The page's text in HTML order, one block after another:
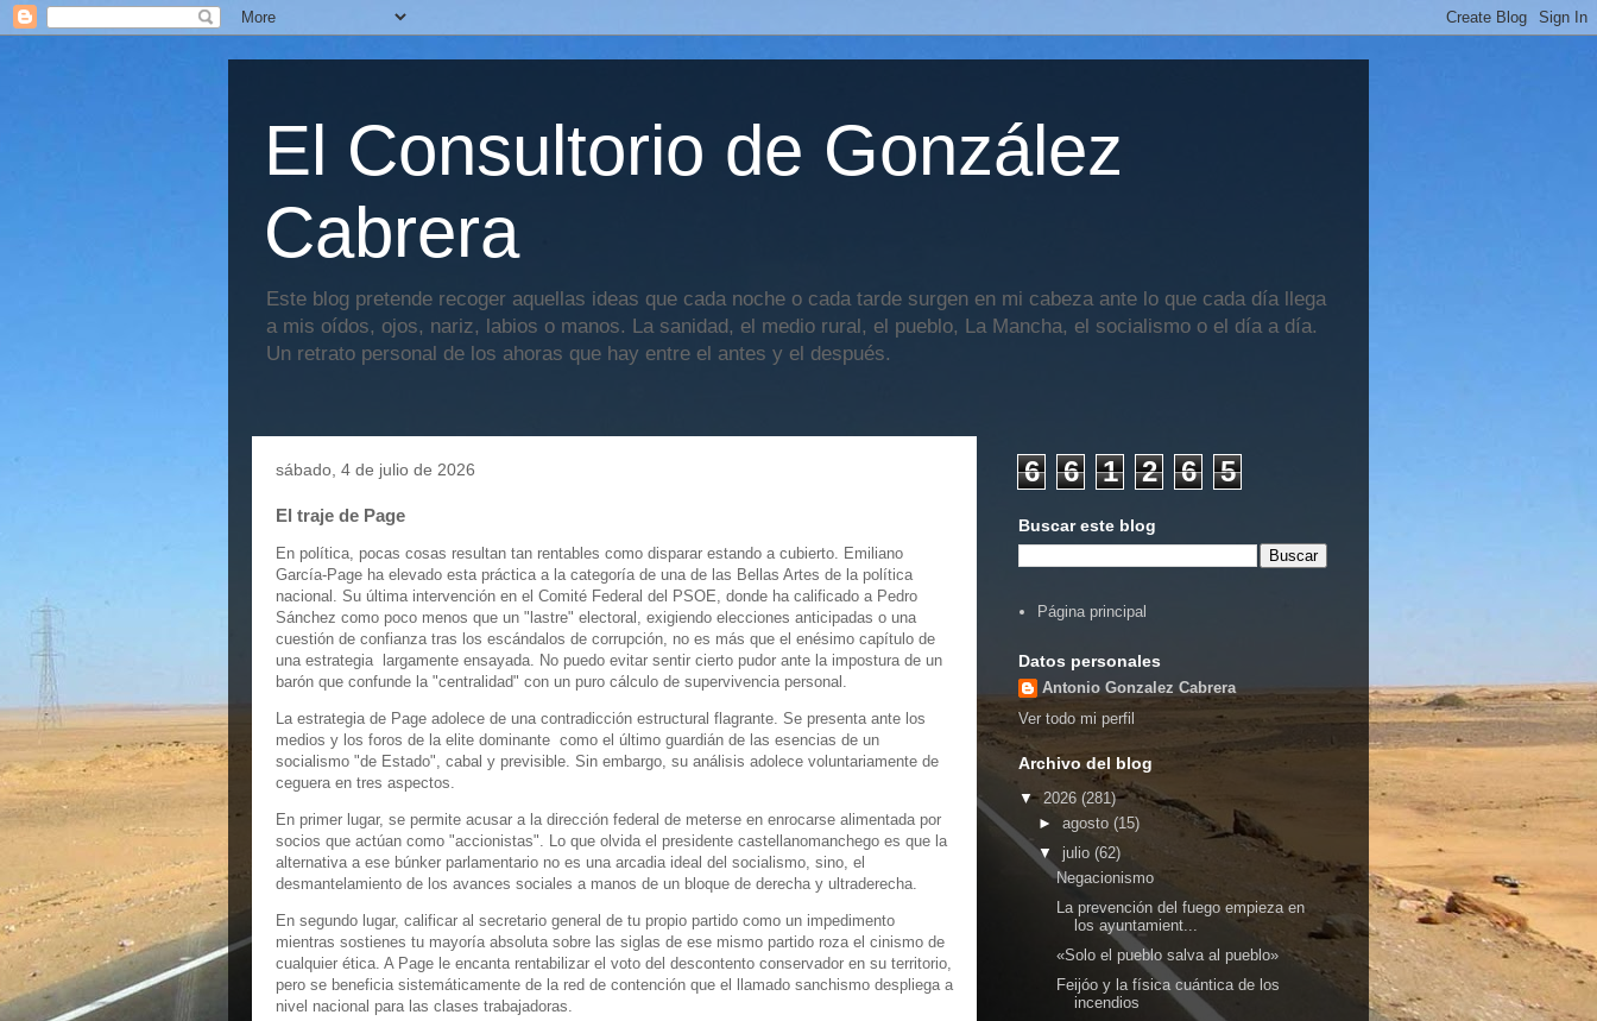
El Consultorio de González
Cabrera
Este blog pretende recoger aquellas ideas que cada noche o cada tarde surgen en mi cabeza ante lo que cada día llega
a mis oídos, ojos, nariz, labios o manos. La sanidad, el medio rural, el pueblo, La Mancha, el socialismo o el día a día.
Un retrato personal de los ahoras que hay entre el antes y el después.
sábado, 4 de julio de 2026
El traje de Page
En política, pocas cosas resultan tan rentables como disparar estando a cubierto. Emiliano
García-Page ha elevado esta práctica a la categoría de una de las Bellas Artes de la política
nacional. Su última intervención en el Comité Federal del PSOE, donde ha calificado a Pedro
Sánchez como poco menos que un "lastre" electoral, exigiendo elecciones anticipadas o una
cuestión de confianza tras los escándalos de corrupción, no es más que el enésimo capítulo de
una estrategia largamente ensayada. No puedo evitar sentir cierto pudor ante la impostura de un
barón que confunde la "centralidad" con un puro cálculo de supervivencia personal.
La estrategia de Page adolece de una contradicción estructural flagrante. Se presenta ante los
medios y los foros de la elite dominante como el último guardián de las esencias de un
socialismo "de Estado", cabal y previsible. Sin embargo, su análisis adolece voluntariamente de
ceguera en tres aspectos.
En primer lugar, se permite acusar a la dirección federal de meterse en enrocarse alimentada por
socios que actúan como "accionistas". Lo que olvida el presidente castellanomanchego es que la
alternativa a ese búnker parlamentario no es una arcadia ideal del socialismo, sino, el
desmantelamiento de los avances sociales a manos de un bloque de derecha y ultraderecha.
En segundo lugar, calificar al secretario general de tu propio partido como un impedimento
mientras sostienes tu mayoría absoluta sobre las siglas de ese mismo partido roza el cinismo de
cualquier ética. A Page le encanta rentabilizar el voto del descontento conservador en su territorio,
pero se beneficia sistemáticamente de la red de contención que el llamado sanchismo despliega a
nivel nacional para las clases trabajadoras.
6 6 1 2 6 5
Buscar este blog
Página principal
Datos personales
Antonio Gonzalez Cabrera
Ver todo mi perfil
Archivo del blog
▼ 2026 (281)
► agosto (15)
▼ julio (62)
Negacionismo
La prevención del fuego empieza en
los ayuntamient...
«Solo el pueblo salva al pueblo»
Feijóo y la física cuántica de los
incendios